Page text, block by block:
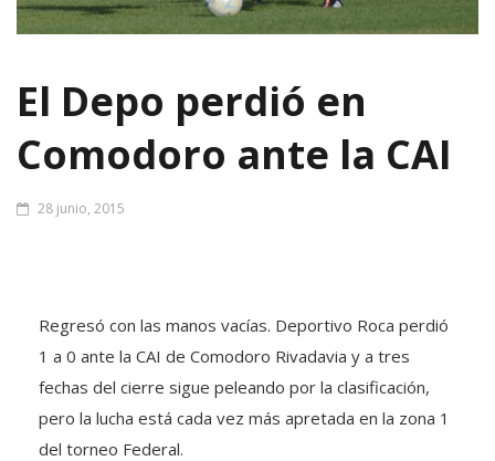
El Depo perdió en
Comodoro ante la CAI
28 junio, 2015
Regresó con las manos vacías. Deportivo Roca perdió
1 a 0 ante la CAI de Comodoro Rivadavia y a tres
fechas del cierre sigue peleando por la clasificación,
pero la lucha está cada vez más apretada en la zona 1
del torneo Federal.